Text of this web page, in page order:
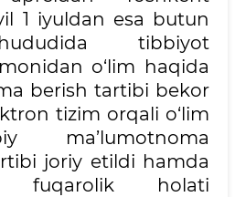
1 iyuldan esa butun
tibbiyot
o‘lim haqida
berish tartibi bekor
tizim orqali o‘lim
ma’lumotnoma
joriy etildi hamda
fuqarolik holati